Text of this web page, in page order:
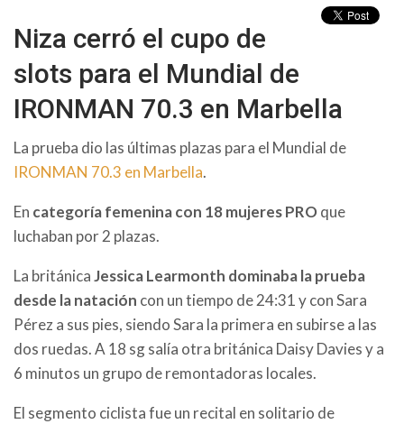
Niza cerró el cupo de
slots para el Mundial de
IRONMAN 70.3 en Marbella
La prueba dio las últimas plazas para el Mundial de
IRONMAN 70.3 en Marbella.
En categoría femenina con 18 mujeres PRO que
luchaban por 2 plazas.
La británicaJessica Learmonth dominaba la prueba
desde la natación con un tiempo de 24:31 y con Sara
Pérez a sus pies, siendo Sara la primera en subirse a las
dos ruedas. A 18 sg salía otra británica DaisyDavies y a
6 minutos un grupo de remontadoras locales.
El segmento ciclista fue un recital en solitario de